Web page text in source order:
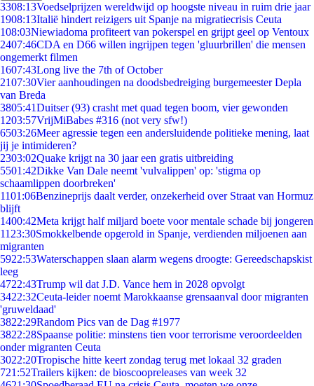
3308:13Voedselprijzen wereldwijd op hoogste niveau in ruim drie jaar
1908:13Italië hindert reizigers uit Spanje na migratiecrisis Ceuta
108:03Niewiadoma profiteert van pokerspel en grijpt geel op Ventoux
2407:46CDA en D66 willen ingrijpen tegen 'gluurbrillen' die mensen
ongemerkt filmen
1607:43Long live the 7th of October
2107:30Vier aanhoudingen na doodsbedreiging burgemeester Depla
van Breda
3805:41Duitser (93) crasht met quad tegen boom, vier gewonden
1203:57VrijMiBabes #316 (not very sfw!)
6503:26Meer agressie tegen een andersluidende politieke mening, laat
jij je intimideren?
2303:02Quake krijgt na 30 jaar een gratis uitbreiding
5501:42Dikke Van Dale neemt 'vulvalippen' op: 'stigma op
schaamlippen doorbreken'
1101:06Benzineprijs daalt verder, onzekerheid over Straat van Hormuz
blijft
1400:42Meta krijgt half miljard boete voor mentale schade bij jongeren
11 23:30Smokkelbende opgerold in Spanje, verdienden miljoenen aan
migranten
5922:53Waterschappen slaan alarm wegens droogte: Gereedschapskist
leeg
4722:43Trump wil dat J.D. Vance hem in 2028 opvolgt
3422:32Ceuta-leider noemt Marokkaanse grensaanval door migranten
'gruweldaad'
3822:29Random Pics van de Dag #1977
3822:28Spaanse politie: minstens tien voor terrorisme veroordeelden
onder migranten Ceuta
3022:20Tropische hitte keert zondag terug met lokaal 32 graden
721:52Trailers kijken: de bioscoopreleases van week 32